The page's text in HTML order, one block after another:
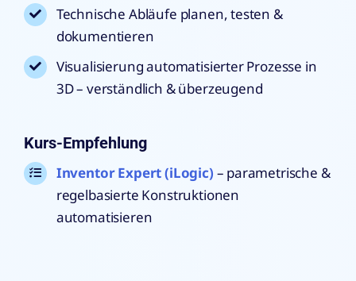
Technische Abläufe planen, testen &
dokumentieren
Visualisierung automatisierter Prozesse in
3D – verständlich & überzeugend
Kurs-Empfehlung
Inventor Expert (iLogic) – parametrische &
regelbasierte Konstruktionen
automatisieren